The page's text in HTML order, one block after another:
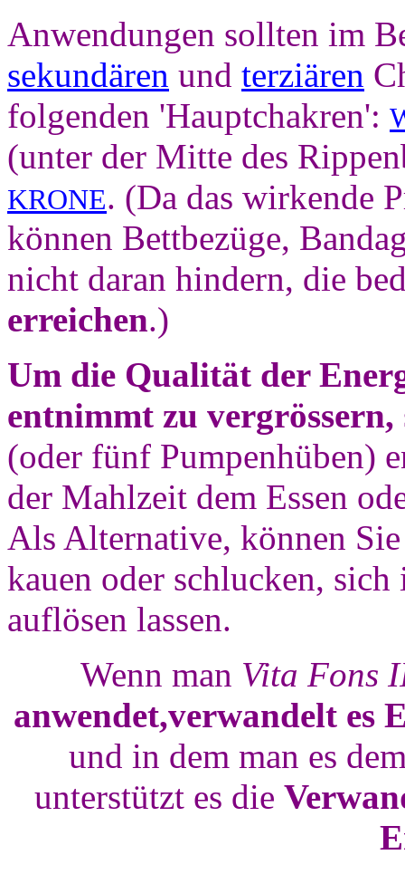
Anwendungen sollten im
sekundären und terziären
folgenden 'Hauptchakren':
(unter der Mitte des
KRONE. (Da das wirkende
können Bettbezüge,
nicht daran hindern, die
erreichen.)
Um die Qualität der
entnimmt zu vergrössern,
(oder fünf Pumpenhüben)
der Mahlzeit dem Essen
Als Alternative, können
kauen oder schlucken,
auflösen lassen.
Wenn man Vita
anwendet,verwandelt es
und in dem man es
unterstützt es die